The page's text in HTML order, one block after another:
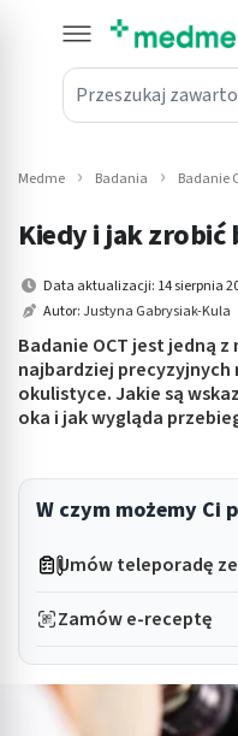
Przeszukaj zawartość
submenu: Leki na receptę
submenu: Kosmetyki
submenu: Higiena
submenu: Sprzęt
submenu: Intymne
submenu: Wellness
Medme Badania Badanie
Kiedy i jak zrobić
Data aktualizacji: 14 sierpnia
Autor:Justyna Gabrysiak-Kula
Badanie OCT jest jedną
najbardziej
okulistyce. Jakie są
oka i jak wygląda
W czym możemy Ci
Umów teleporadę
Zamów e-receptę